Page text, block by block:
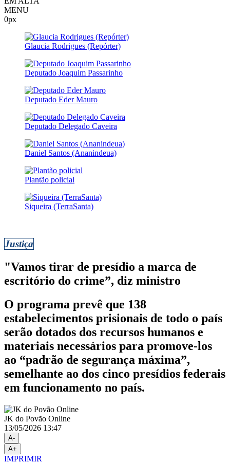
MENU
0px
Glaucia Rodrigues (Repórter)
Deputado Joaquim Passarinho
Deputado Eder Mauro
Deputado Delegado Caveira
Daniel Santos (Ananindeua)
Plantão policial
Siqueira (TerraSanta)
Justiça
"Vamos tirar de presídio a marca de
escritório do crime”, diz ministro
O programa prevê que 138
estabelecimentos prisionais de todo o país
serão dotados dos recursos humanos e
materiais necessários para promove-los
ao “padrão de segurança máxima”,
semelhante ao dos cinco presídios federais
em funcionamento no país.
JK do Povão Online
13/05/2026 13:47
A-
A+
IMPRIMIR